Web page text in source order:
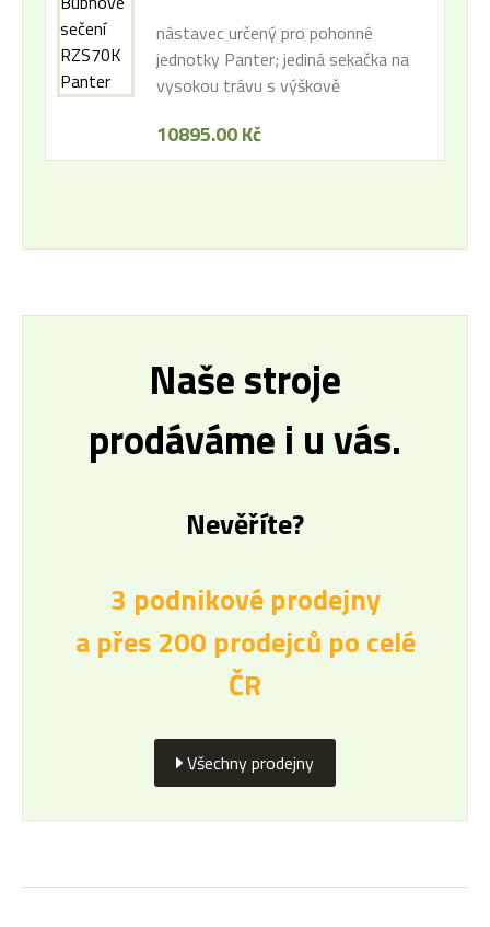
nástavec určený pro pohonné
jednotky Panter; jediná sekačka na
vysokou trávu s výškově
10895.00 Kč
Naše stroje
prodáváme i u vás.
Nevěříte?
3 podnikové prodejny
a přes 200 prodejců po celé
ČR
Všechny prodejny